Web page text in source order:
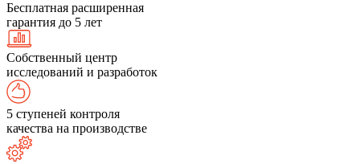
Бесплатная расширенная
гарантия до 5 лет
Собственный центр
исследований и разработок
5 ступеней контроля
качества на производстве